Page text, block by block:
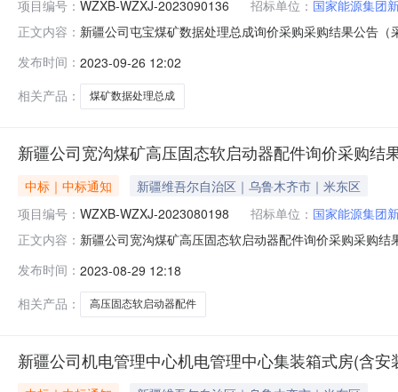
项目编号： WZXB-WZXJ-2023090136 招标单位： 国家能源集团
正文内容： 新疆公司屯宝煤矿数据处理总成询价采购采购结果公告
购投诉。异议接收单位：国家能源集团物资有限公司西
发布时间： 2023-09-26 12:02
相关产品：
煤矿数据处理总成
新疆公司宽沟煤矿高压固态软启动器配件询价采购结
中标｜中标通知
新疆维吾尔自治区｜乌鲁木齐市｜米东区
项目编号： WZXB-WZXJ-2023080198 招标单位： 国家能源集团
正文内容： 新疆公司宽沟煤矿高压固态软启动器配件询价采购采购
责受理采购投诉。异议接收单位：国家能源集团物资有
发布时间： 2023-08-29 12:18
相关产品：
高压固态软启动器配件
新疆公司机电管理中心机电管理中心集装箱式房(含